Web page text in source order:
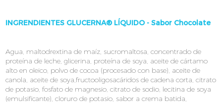
INGRENDIENTES GLUCERNA® LÍQUIDO - Sabor Chocolate
Agua, maltodrextina de maíz, sucromaltosa, concentrado de
proteína de leche, glicerina, proteína de soya, aceite de cártamo
alto en oleico, polvo de cocoa (procesado con base), aceite de
canola, aceite de soya,fructooligosacáridos de cadena corta, citrato
de potasio, fosfato de magnesio, citrato de sodio, lecitina de soya
(emulsificante), cloruro de potasio, sabor a crema batida,